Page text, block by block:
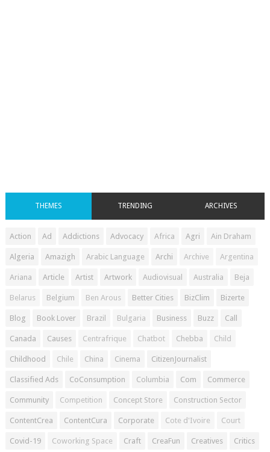
THEMES TRENDING ARCHIVES
Action Ad Addictions Advocacy Africa Agri Ain Draham
Algeria Amazigh Arabic Language Archi Archive Argentina
Ariana Article Artist Artwork Audiovisual Australia Beja
Belarus Belgium Ben Arous Better Cities BizClim Bizerte
Blog Book Lover Brazil Bulgaria Business Buzz Call
Canada Causes Centrafrique Chatbot Chebba Child
Childhood Chile China Cinema CitizenJournalist
Classified Ads CoConsumption Columbia Com Commerce
Community Competition Concept Store Construction Sector
ContentCrea ContentCura Corporate Cote d'Ivoire Court
Covid-19 Coworking Space Craft CreaFun Creatives Critics